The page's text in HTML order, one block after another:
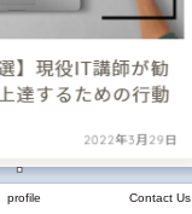
profile Contact Us